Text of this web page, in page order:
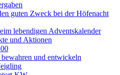
guten Zweck bei der Höfenacht
lebendigen Adventskalender
und Aktionen
und entwickeln